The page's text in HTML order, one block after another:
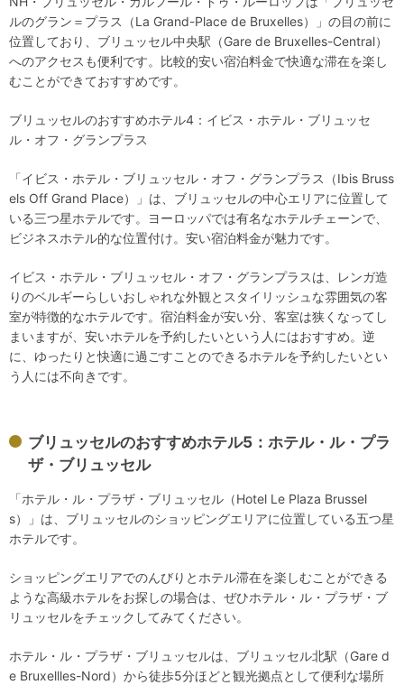
ルのグラン＝プラス（La Grand-Place de Bruxelles）」の目の前に
位置しており、ブリュッセル中央駅（Gare de Bruxelles-Central）
へのアクセスも便利です。比較的安い宿泊料金で快適な滞在を楽し
むことができておすすめです。
ブリュッセルのおすすめホテル4：イビス・ホテル・ブリュッセ
ル・オフ・グランプラス
「イビス・ホテル・ブリュッセル・オフ・グランプラス（Ibis Bruss
els Off Grand Place）」は、ブリュッセルの中心エリアに位置して
いる三つ星ホテルです。ヨーロッパでは有名なホテルチェーンで、
ビジネスホテル的な位置付け。安い宿泊料金が魅力です。
イビス・ホテル・ブリュッセル・オフ・グランプラスは、レンガ造
りのベルギーらしいおしゃれな外観とスタイリッシュな雰囲気の客
室が特徴的なホテルです。宿泊料金が安い分、客室は狭くなってし
まいますが、安いホテルを予約したいという人にはおすすめ。逆
に、ゆったりと快適に過ごすことのできるホテルを予約したいとい
う人には不向きです。
ブリュッセルのおすすめホテル5：ホテル・ル・プラ
ザ・ブリュッセル
「ホテル・ル・プラザ・ブリュッセル（Hotel Le Plaza Brussel
s）」は、ブリュッセルのショッピングエリアに位置している五つ星
ホテルです。
ショッピングエリアでのんびりとホテル滞在を楽しむことができる
ような高級ホテルをお探しの場合は、ぜひホテル・ル・プラザ・ブ
リュッセルをチェックしてみてください。
ホテル・ル・プラザ・ブリュッセルは、ブリュッセル北駅（Gare d
e Bruxellles-Nord）から徒歩5分ほどと観光拠点として便利な場所